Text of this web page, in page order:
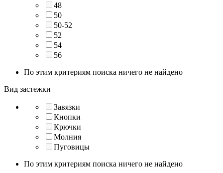
48
50
50-52
52
54
56
По этим критериям поиска ничего не найдено
Вид застежки
Завязки
Кнопки
Крючки
Молния
Пуговицы
По этим критериям поиска ничего не найдено